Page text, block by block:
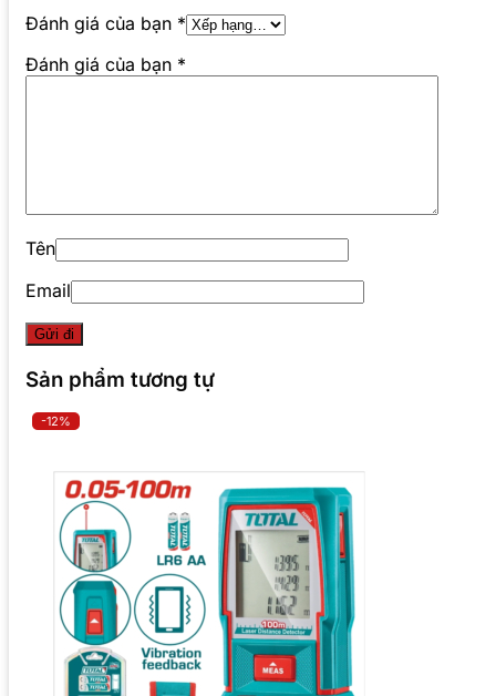
Đánh giá của bạn *
Đánh giá của bạn *
Tên
Email
Sản phẩm tương tự
-12%